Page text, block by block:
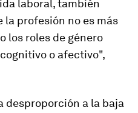
laboral, también
la profesión no es más
los roles de género
o afectivo",
desproporción a la baja